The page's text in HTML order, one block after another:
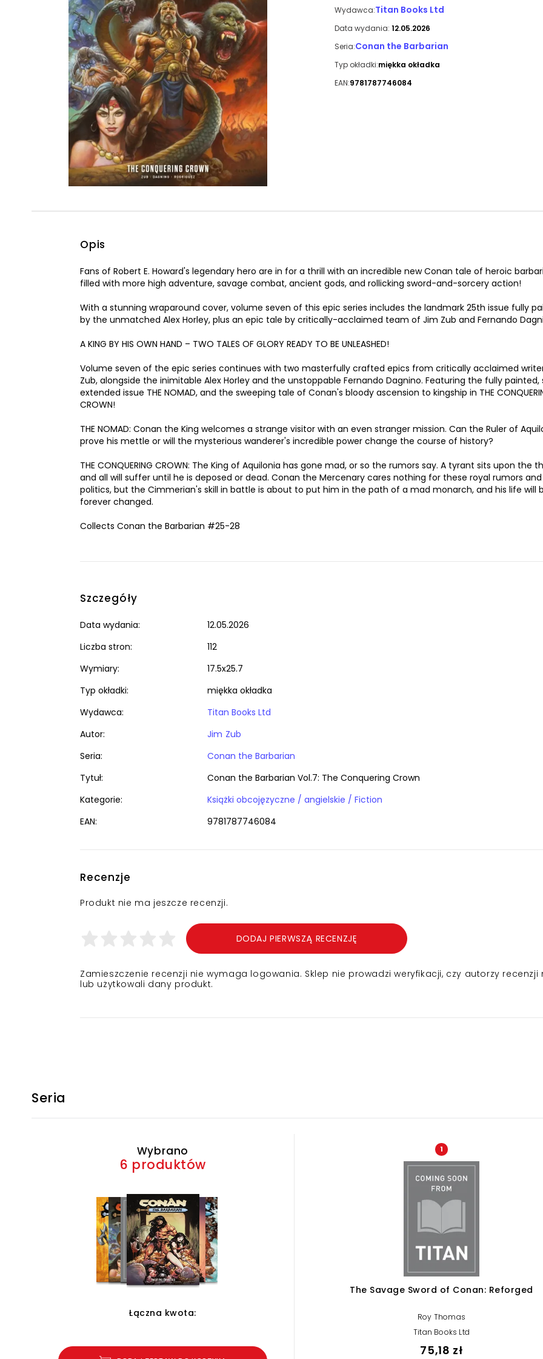
Wydawca:Titan Books Ltd
Data wydania: 12.05.2026
Seria:Conan the Barbarian
Typ okładki:miękka okładka
EAN:9781787746084
Opis
Fans of Robert E. Howard's legendary hero are in for a thrill with an incredible new Conan tale of heroic
filled with more high adventure, savage combat, ancient gods, and rollicking sword-and-sorcery action!
With a stunning wraparound cover, volume seven of this epic series includes the landmark 25th issue fully
by the unmatched Alex Horley, plus an epic tale by critically-acclaimed team of Jim Zub and Fernando
A KING BY HIS OWN HAND – TWO TALES OF GLORY READY TO BE UNLEASHED!
Volume seven of the epic series continues with two masterfully crafted epics from critically acclaimed
Zub, alongside the inimitable Alex Horley and the unstoppable Fernando Dagnino. Featuring the fully painted,
extended issue THE NOMAD, and the sweeping tale of Conan's bloody ascension to kingship in THE
CROWN!
THE NOMAD: Conan the King welcomes a strange visitor with an even stranger mission. Can the Ruler of
prove his mettle or will the mysterious wanderer's incredible power change the course of history?
THE CONQUERING CROWN: The King of Aquilonia has gone mad, or so the rumors say. A tyrant sits upon the
and all will suffer until he is deposed or dead. Conan the Mercenary cares nothing for these royal rumors
politics, but the Cimmerian's skill in battle is about to put him in the path of a mad monarch, and his life will
forever changed.
Collects Conan the Barbarian #25-28
Szczegóły
Data wydania:
12.05.2026
Liczba stron:
112
Wymiary:
17.5x25.7
Typ okładki:
miękka okładka
Wydawca:
Titan Books Ltd
Autor:
Jim Zub
Seria:
Conan the Barbarian
Tytuł:
Conan the Barbarian Vol.7: The Conquering Crown
Kategorie:
Książki obcojęzyczne / angielskie / Fiction
EAN:
9781787746084
Recenzje
Produkt nie ma jeszcze recenzji.
DODAJ PIERWSZĄ RECENZJĘ
Zamieszczenie recenzji nie wymaga logowania. Sklep nie prowadzi weryfikacji, czy autorzy recenzji
lub użytkowali dany produkt.
Seria
Wybrano
6 produktów
Łączna kwota:
1
The Savage Sword of Conan: Reforged
Roy Thomas
Titan Books Ltd
75,18 zł
Powiększony kursor
Pomoc w czytaniu
Podkreślenie linków